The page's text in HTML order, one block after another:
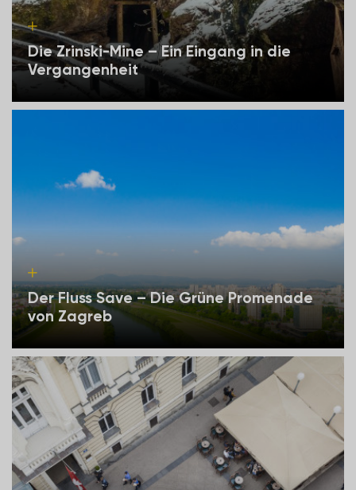
Die Zrinski-Mine – Ein Eingang in die
Vergangenheit
Der Fluss Save – Die Grüne Promenade
von Zagreb